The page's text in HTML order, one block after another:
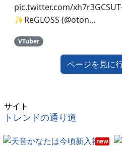
pic.twitter.com/
✨ReGLOSS (@oton...
VTuber
ページを見に
サイト
トレンドの通り道
new